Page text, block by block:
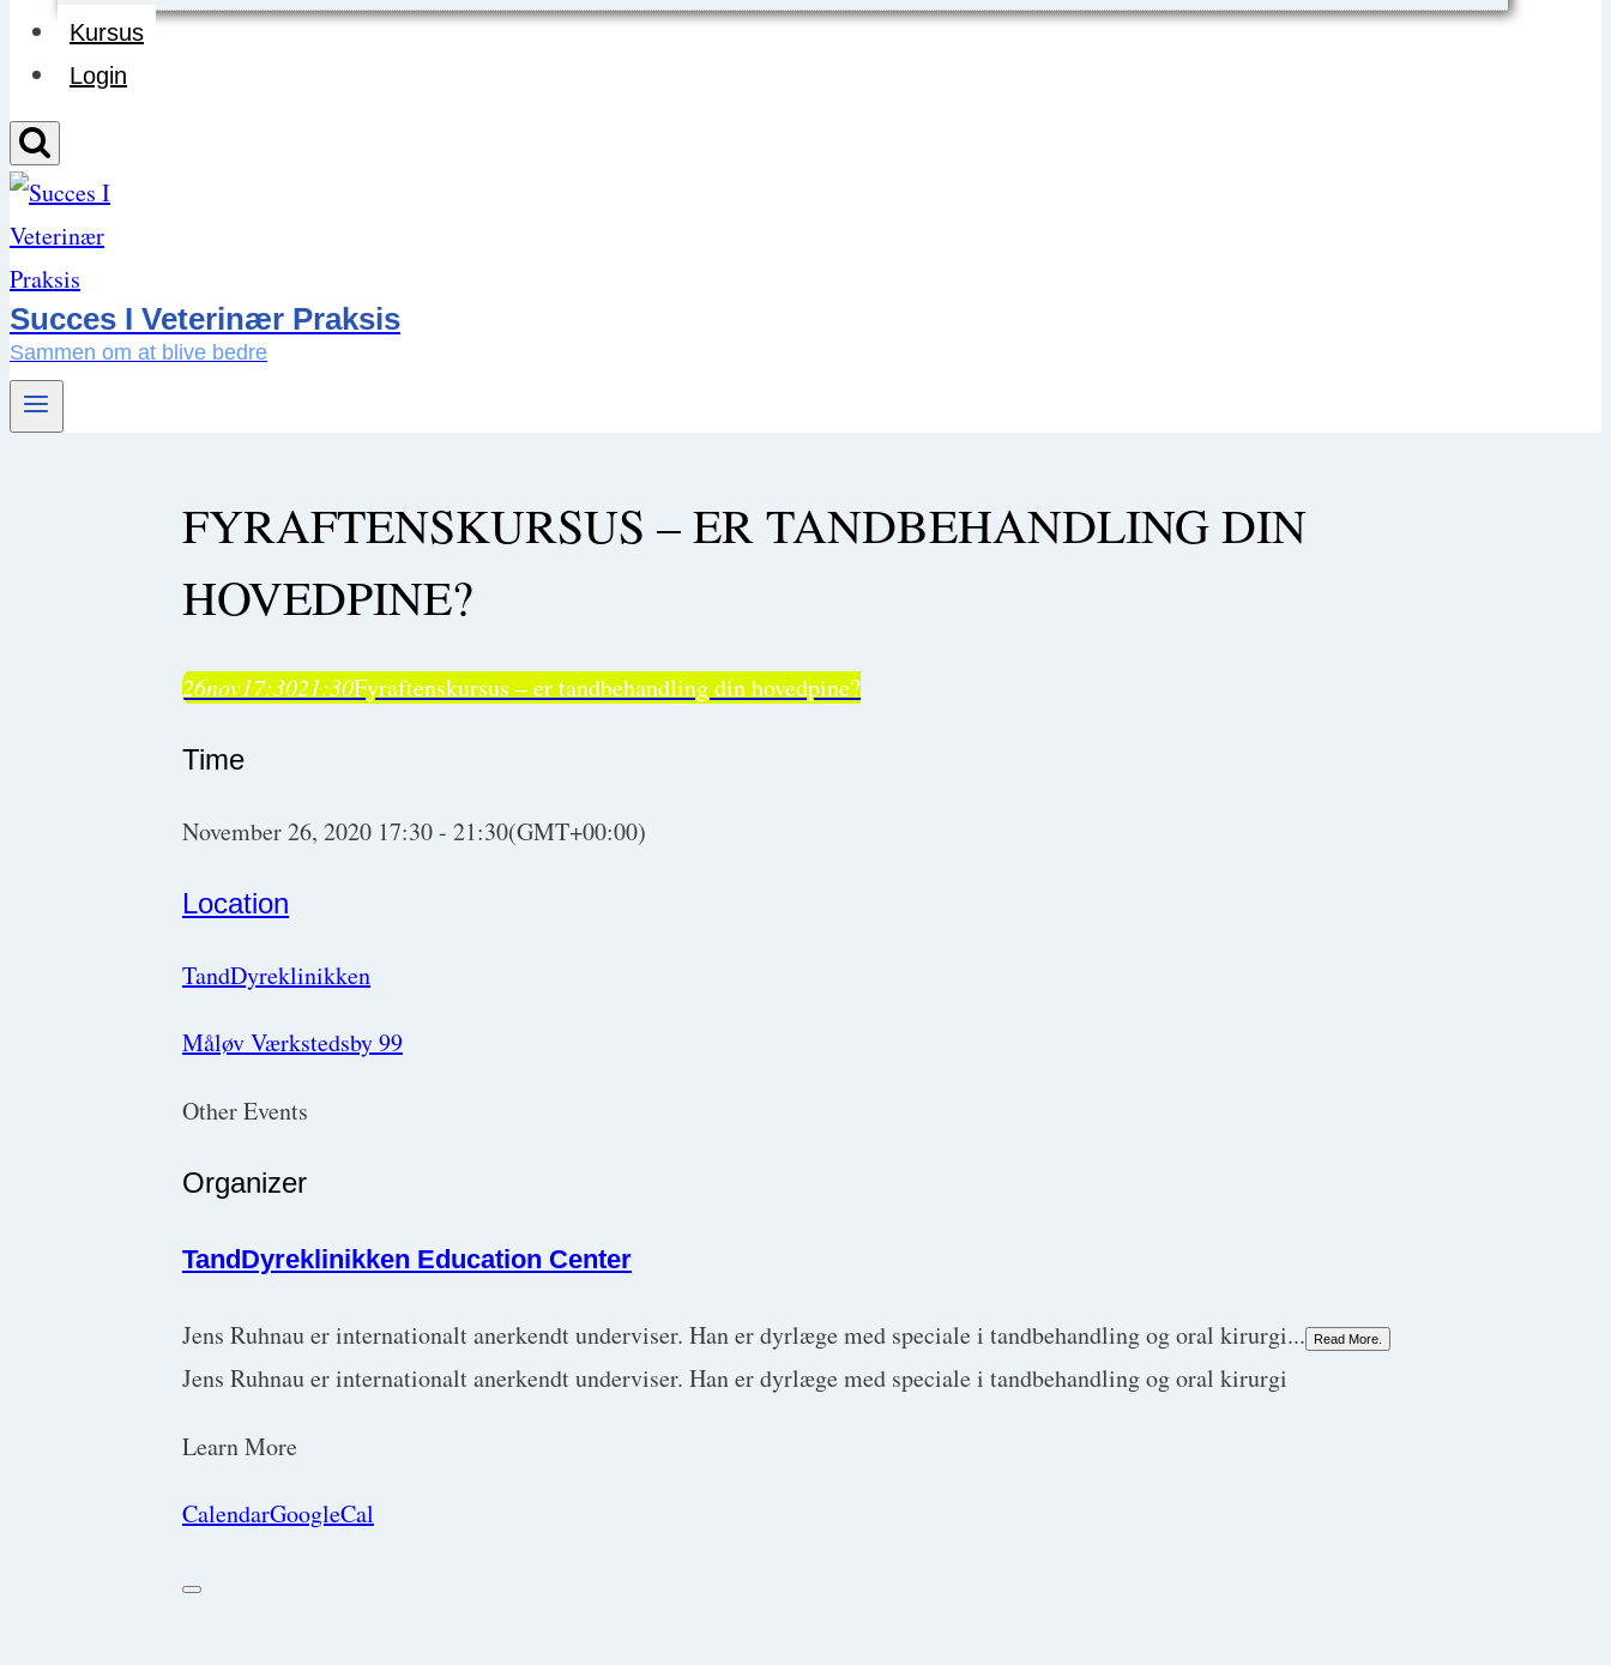
Kursus
Login
Succes I Veterinær Praksis
Sammen om at blive bedre
FYRAFTENSKURSUS – ER TANDBEHANDLING DIN
HOVEDPINE?
26nov17:3021:30Fyraftenskursus – er tandbehandling din hovedpine?
Time
November 26, 2020 17:30- 21:30(GMT+00:00)
Location
TandDyreklinikken
Måløv Værkstedsby 99
Other Events
Organizer
TandDyreklinikken Education Center
Jens Ruhnau er internationalt anerkendt underviser. Han er dyrlæge med speciale i tandbehandling og oral kirurgi... Read More.
Jens Ruhnau er internationalt anerkendt underviser. Han er dyrlæge med speciale i tandbehandling og oral kirurgi
Learn More
CalendarGoogleCal